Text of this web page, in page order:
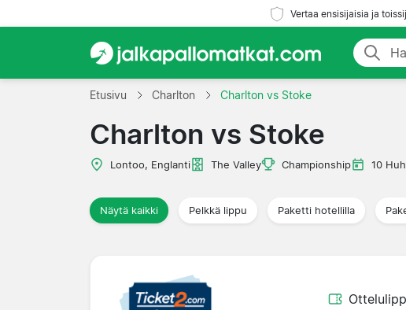
Vertaa ensisijaisia ja
Etusivu Charlton Charlton vs Stoke
Charlton vs Stoke
Lontoo, Englanti The Valley Championship 10
Näytä kaikki Pelkkä lippu Paketti hotellilla